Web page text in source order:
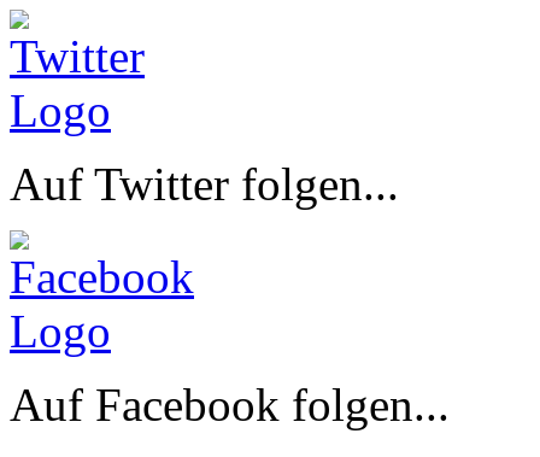
Auf Twitter folgen...
Auf Facebook folgen...